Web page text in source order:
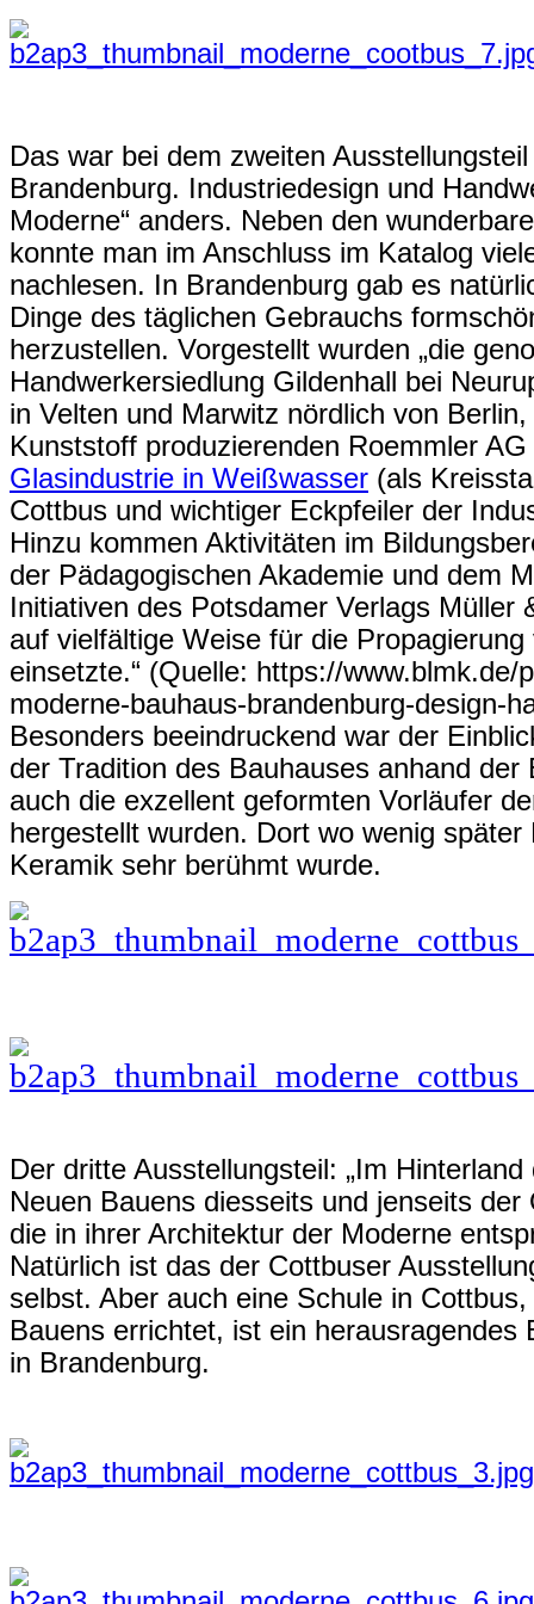
Das war bei dem zweiten
Brandenburg. Industriedesign und
Moderne“ anders. Neben den
konnte man im Anschluss im Katalog
nachlesen. In Brandenburg gab es
Dinge des täglichen Gebrauchs
herzustellen. Vorgestellt wurden „die
Handwerkersiedlung Gildenhall bei
in Velten und Marwitz nördlich von
Kunststoff produzierenden Roemmler
Glasindustrie in Weißwasser (als
Cottbus und wichtiger Eckpfeiler der
Hinzu kommen Aktivitäten im
der Pädagogischen Akademie und dem
Initiativen des Potsdamer Verlags Müller
auf vielfältige Weise für die
einsetzte.“ (Quelle: https://www.blmk.de/
moderne-bauhaus-brandenburg-design-
Besonders beeindruckend war der
der Tradition des Bauhauses anhand
auch die exzellent geformten Vorläufer
hergestellt wurden. Dort wo wenig
Keramik sehr berühmt wurde.
Der dritte Ausstellungsteil: „Im
Neuen Bauens diesseits und jenseits der
die in ihrer Architektur der Moderne
Natürlich ist das der Cottbuser
selbst. Aber auch eine Schule in
Bauens errichtet, ist ein herausragendes
in Brandenburg.